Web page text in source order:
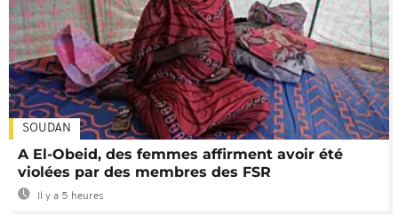
SOUDAN
A El-Obeid, des femmes affirment avoir été
violées par des membres des FSR
Il y a 5 heures